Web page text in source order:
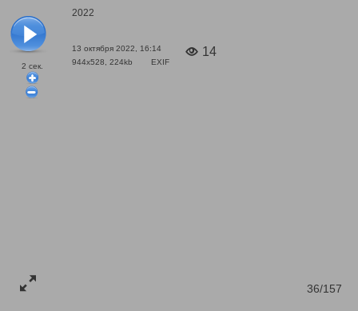
2 сек.
2022
13 октября 2022, 16:14
944x528, 224kb
EXIF
14
36/157